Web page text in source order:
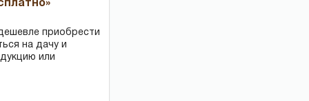
приобрести
на дачу и
или